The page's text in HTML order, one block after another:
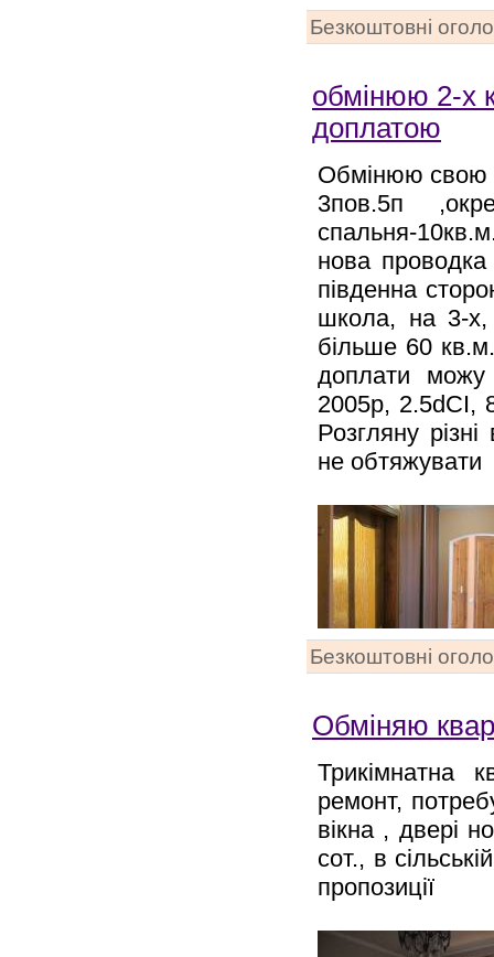
Безкоштовні
обмінюю 2-х
доплатою
Обмінюю свою
3пов.5п
спальня-
нова
південна
школа, на 3-х,
більше 60
доплати можу
2005р, 2.5dCI,
Розгляну
не обтяжувати
Безкоштовні
Обміняю
Трикімнатна
ремонт,
вікна , двері
сот., в
пропозиції